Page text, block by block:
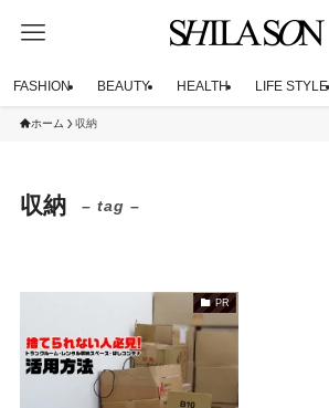
FASHION BEAUTY HEALTH LIFE STYLE
ホーム 収納
収納 – tag –
PR